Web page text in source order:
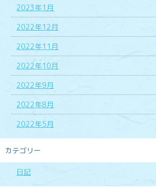
2023年1月
2022年12月
2022年11月
2022年10月
2022年9月
2022年8月
2022年5月
カテゴリー
日記